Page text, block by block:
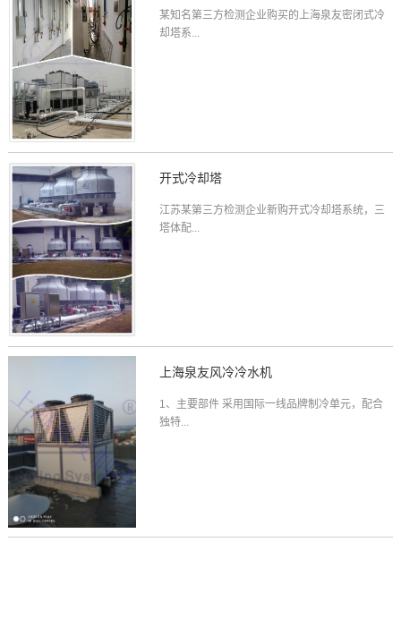
某知名第三方检测企业购买的上海泉友密闭式冷
却塔系...
开式冷却塔
江苏某第三方检测企业新购开式冷却塔系统，三
塔体配...
上海泉友风冷冷水机
1、主要部件 采用国际一线品牌制冷单元，配合
独特...